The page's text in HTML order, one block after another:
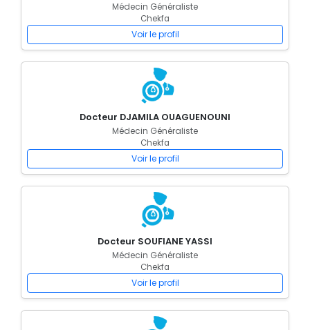
Médecin Généraliste
Chekfa
Voir le profil
Docteur DJAMILA OUAGUENOUNI
Médecin Généraliste
Chekfa
Voir le profil
Docteur SOUFIANE YASSI
Médecin Généraliste
Chekfa
Voir le profil